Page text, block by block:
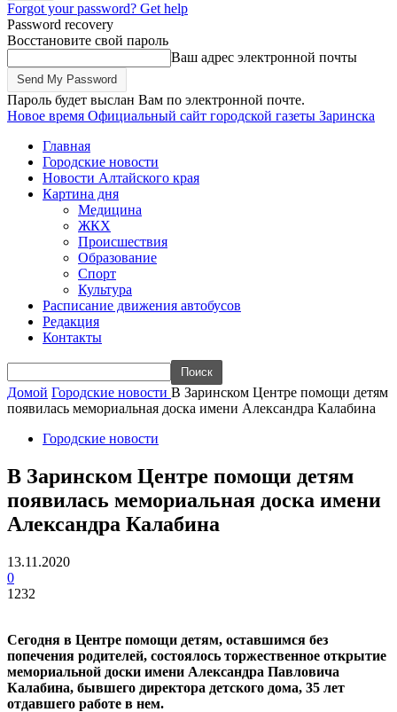
Forgot your password? Get help
Password recovery
Восстановите свой пароль
Ваш адрес электронной почты
Пароль будет выслан Вам по электронной почте.
Новое время Официальный сайт городской газеты Заринска
Главная
Городские новости
Новости Алтайского края
Картина дня
Медицина
ЖКХ
Происшествия
Образование
Спорт
Культура
Расписание движения автобусов
Редакция
Контакты
Домой Городские новости В Заринском Центре помощи детям
появилась мемориальная доска имени Александра Калабина
Городские новости
В Заринском Центре помощи детям
появилась мемориальная доска имени
Александра Калабина
13.11.2020
0
1232
Сегодня в Центре помощи детям, оставшимся без
попечения родителей, состоялось торжественное открытие
мемориальной доски имени Александра Павловича
Калабина, бывшего директора детского дома, 35 лет
отдавшего работе в нем.